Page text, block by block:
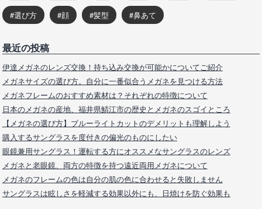
選び方 顔 髪型 鼻あて
最近の投稿
伊達メガネのレンズ交換！持ち込み交換が可能かについてご紹介
メガネサイズの選び方。自分に一番似合うメガネを見つける方法
メガネフレームのおすすめ素材は？それぞれの特徴について
日本のメガネの産地、福井県鯖江市の歴史とメガネのスゴイところ
【メガネの選び方】ブルーライトカットのデメリットも理解しよう
購入するサングラスを度付きの偏光のものにしたい
眼鏡兼用サングラス！運転する方にオススメなサングラスのレンズ
メガネと老眼鏡、両方の特徴を持つ遠近両用メガネについて
メガネのフレームの色は自分の肌の色に合わせると失敗しません
サングラスは眩しさを軽減する効果以外にも、日焼けを防ぐ効果も